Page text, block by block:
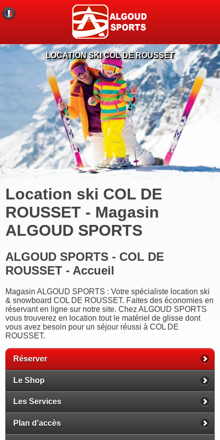
LOCATION SKI COL DE ROUSSET
Location ski COL DE
ROUSSET - Magasin
ALGOUD SPORTS
ALGOUD SPORTS - COL DE
ROUSSET - Accueil
Magasin ALGOUD SPORTS : Votre spécialiste location ski
& snowboard COL DE ROUSSET. Faites des économies en
réservant en ligne sur notre site. Chez ALGOUD SPORTS
vous trouverez en location tout le matériel de glisse dont
vous avez besoin pour un séjour réussi à COL DE
ROUSSET.
Réserver
Le Shop
Les Services
Plan d'accès